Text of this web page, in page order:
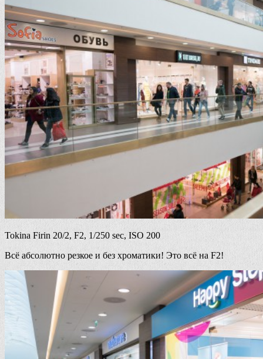
Tokina Firin 20/2, F2, 1/250 sec, ISO 200
Всё абсолютно резкое и без хроматики! Это всё на F2!